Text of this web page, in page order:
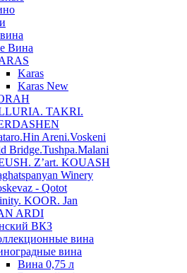
Вина
Karas
Karas New
TAKRI.
Areni.Voskeni
Bridge.Tushpa.Malani
Z’art. KOUASH
Winery
- Qotot
KOOR. Jan
ARDI
ВКЗ
вина
вина
Вина 0,75 л